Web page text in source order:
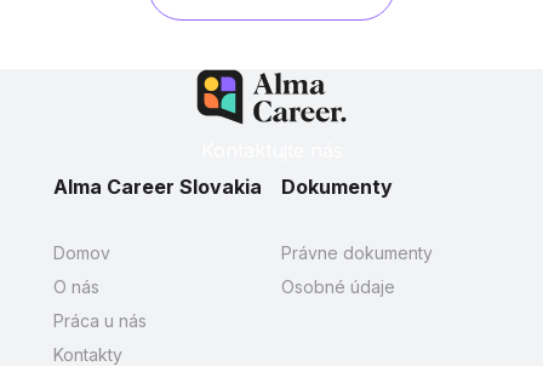
Alma Career Slovakia
Domov
O nás
Práca u nás
Kontakty
Dokumenty
Právne dokumenty
Osobné údaje